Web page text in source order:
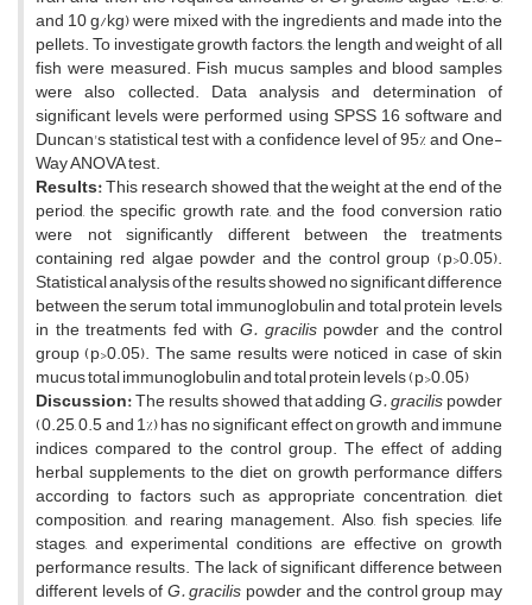
and 10 g/kg) were mixed with the ingredients and made into the
pellets. To investigate growth factors, the length and weight of all
fish were measured. Fish mucus samples and blood samples
were also collected. Data analysis and determination of
significant levels were performed using SPSS 16 software and
Duncan's statistical test with a confidence level of 95% and One-
Way ANOVA test.
Results:This research showed that the weight at the end of the
period, the specific growth rate, and the food conversion ratio
were not significantly different between the treatments
containing red algae powder and the control group (p>0.05).
Statistical analysis of the results showed no significant difference
between the serum total immunoglobulin and total protein levels
in the treatments fed with G. gracilispowder and the control
group (p>0.05). The same results were noticed in case of skin
mucus total immunoglobulin and total protein levels (p>0.05)
Discussion:The results showed that addingG. gracilispowder
(0.25, 0.5 and 1%) has no significant effect on growth and immune
indices compared to the control group. The effect of adding
herbal supplements to the diet on growth performance differs
according to factors such as appropriate concentration, diet
composition, and rearing management. Also, fish species, life
stages, and experimental conditions are effective on growth
performance results. The lack of significant difference between
different levels ofG. gracilispowder and the control group may